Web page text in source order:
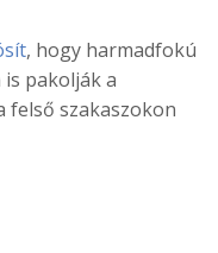
, hogy harmadfokú
pakolják a
felső szakaszokon